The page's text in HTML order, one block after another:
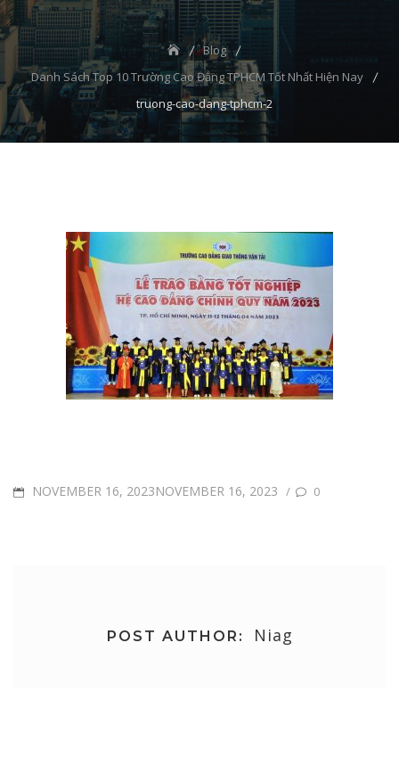
Blog
Danh Sách Top 10 Trường Cao Đẳng TPHCM Tốt Nhất Hiện Nay
truong-cao-dang-tphcm-2
POSTEDNOVEMBER 16, 2023NOVEMBER 16, 2023 / 0
POST AUTHOR: Niag